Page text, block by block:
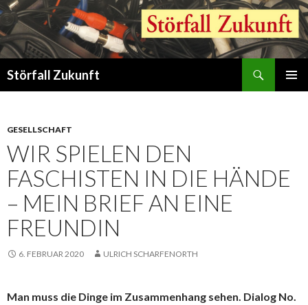
Störfall Zukunft
GESELLSCHAFT
WIR SPIELEN DEN
FASCHISTEN IN DIE HÄNDE
– MEIN BRIEF AN EINE
FREUNDIN
6. FEBRUAR 2020 ULRICH SCHARFENORTH
Man muss die Dinge im Zusammenhang sehen. Dialog No.